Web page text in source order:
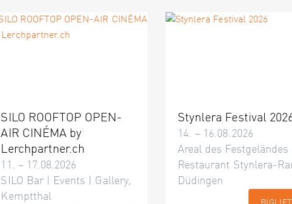
SILO ROOFTOP OPEN-
AIR CINÉMA by
Lerchpartner.ch
11. – 17.08.2026
SILO Bar | Events | Gallery,
Kemptthal
Stynlera Festival
14. – 16.08.2026
Areal des Festgeländes
Restaurant Stynlera-
Düdingen